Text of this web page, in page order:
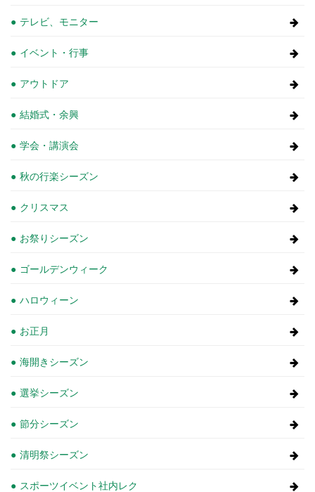
テレビ、モニター
イベント・行事
アウトドア
結婚式・余興
学会・講演会
秋の行楽シーズン
クリスマス
お祭りシーズン
ゴールデンウィーク
ハロウィーン
お正月
海開きシーズン
選挙シーズン
節分シーズン
清明祭シーズン
スポーツイベント社内レク